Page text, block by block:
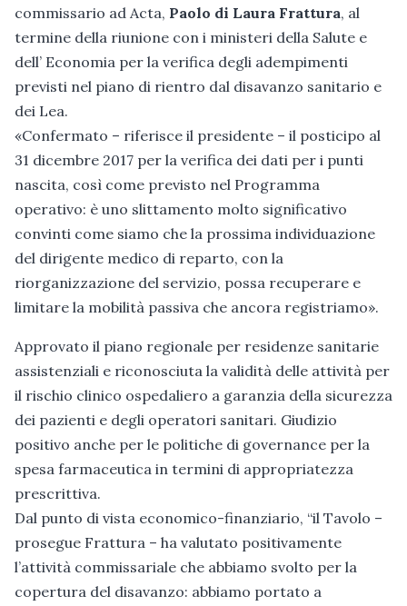
commissario ad Acta, Paolo di Laura Frattura, al
termine della riunione con i ministeri della Salute e
dell’ Economia per la verifica degli adempimenti
previsti nel piano di rientro dal disavanzo sanitario e
dei Lea.
«Confermato – riferisce il presidente – il posticipo al
31 dicembre 2017 per la verifica dei dati per i punti
nascita, così come previsto nel Programma
operativo: è uno slittamento molto significativo
convinti come siamo che la prossima individuazione
del dirigente medico di reparto, con la
riorganizzazione del servizio, possa recuperare e
limitare la mobilità passiva che ancora registriamo».
Approvato il piano regionale per residenze sanitarie
assistenziali e riconosciuta la validità delle attività per
il rischio clinico ospedaliero a garanzia della sicurezza
dei pazienti e degli operatori sanitari. Giudizio
positivo anche per le politiche di governance per la
spesa farmaceutica in termini di appropriatezza
prescrittiva.
Dal punto di vista economico-finanziario, “il Tavolo –
prosegue Frattura – ha valutato positivamente
l’attività commissariale che abbiamo svolto per la
copertura del disavanzo: abbiamo portato a